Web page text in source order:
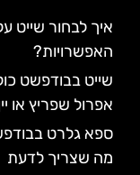
איך לבחור שייט
האפשרויות?
שייט בבודפשט
אפרול שפריץ או
מה שצריך לדעת